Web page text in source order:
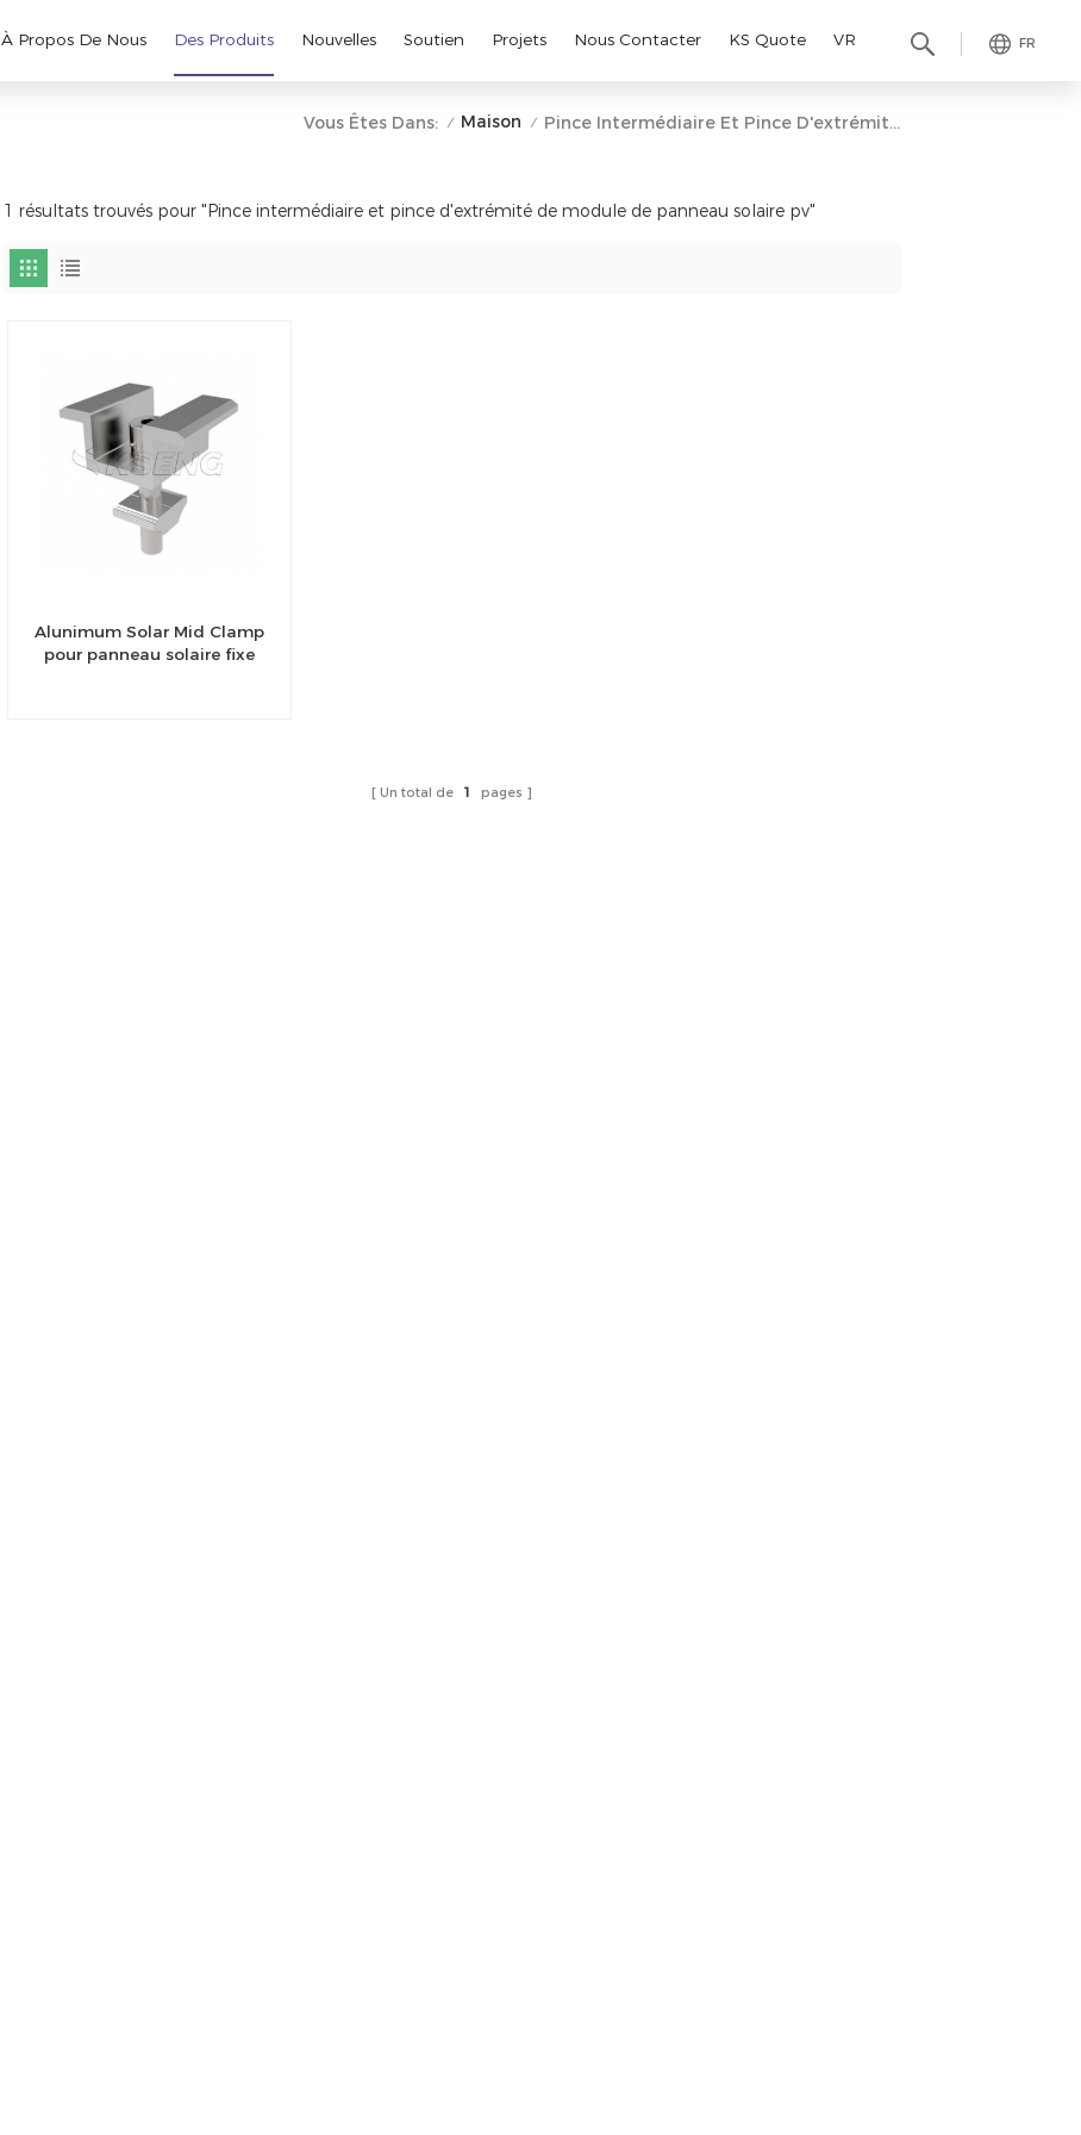
FR
À Propos De Nous Des Produits Nouvelles Soutien Projets Nous Contacter KS Quote VR
Vous Êtes Dans: / Maison / Pince Intermédiaire Et Pince D'extrémité De Module De Panneau Solaire Pv
1 résultats trouvés pour "Pince intermédiaire et pince d'extrémité de module de panneau solaire pv"
Alunimum Solar Mid Clamp
pour panneau solaire fixe
Un total de 1 pages